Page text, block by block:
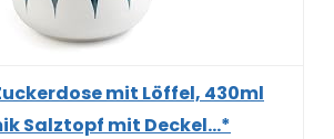
mit Löffel, 430ml
Salztopf mit Deckel...*